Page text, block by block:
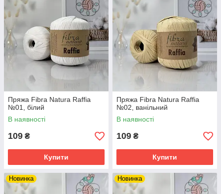
Пряжа Fibra Natura Raffia
№01, білий
В наявності
109 ₴
Купити
Пряжа Fibra Natura Raffia
№02, ванільний
В наявності
109 ₴
Купити
Новинка Новинка